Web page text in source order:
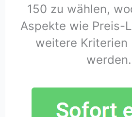
150 zu wählen,
Aspekte wie Preis-
weitere
werden.